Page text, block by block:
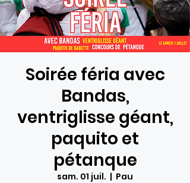
Soirée féria avec
Bandas,
ventriglisse géant,
paquito et
pétanque
sam. 01 juil.
  |
Pau